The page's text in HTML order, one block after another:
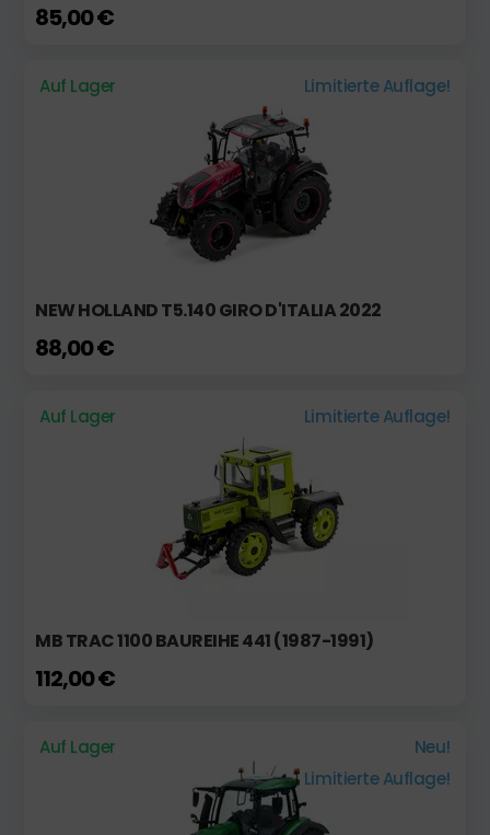
85,00 €
Auf Lager Limitierte Auflage!
NEW HOLLAND T5.140 GIRO D'ITALIA 2022
88,00 €
Auf Lager Limitierte Auflage!
MB TRAC 1100 BAUREIHE 441 (1987-1991)
112,00 €
Auf Lager
Neu!
Limitierte Auflage!